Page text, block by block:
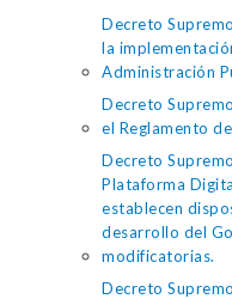
Decreto
la
Administración
Decreto
el Reglamento
Decreto
Plataforma
establecen
desarrollo del
modificatorias.
Decreto